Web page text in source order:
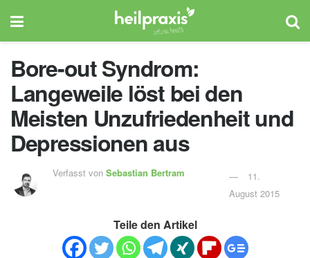
Bore-out Syndrom:
Langeweile löst bei den
Meisten Unzufriedenheit und
Depressionen aus
Verfasst von Sebastian Bertram
11.
August 2015
Teile den Artikel